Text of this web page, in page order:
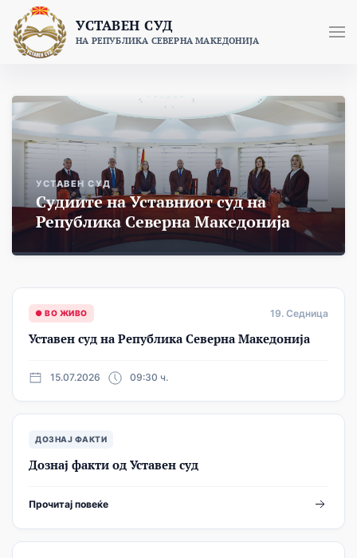
content
УСТАВЕН СУД
НА РЕПУБЛИКА СЕВЕРНА МАКЕДОНИЈА
УСТАВЕН СУД
Судиите на Уставниот суд на
Република Северна Македонија
● ВО ЖИВО 19. Седница
Уставен суд на Република Северна Македонија
15.07.2026 09:30 ч.
ДОЗНАЈ ФАКТИ
Дознај факти од Уставен суд
Прочитај повеќе